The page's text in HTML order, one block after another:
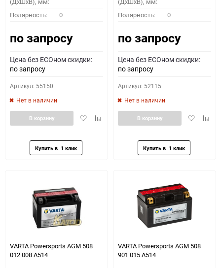
Полярность:
0
по запросу
Цена без ECOном скидки:
по запросу
Артикул: 55150
Нет в наличии
ДобавитьДобавить
В корзину
Полярность:
0
по запросу
Цена без ECOном скидки:
по запросу
Артикул: 52115
Нет в наличии
Добавить
В корзину
VARTA Powersports AGM 508
012 008 A514
VARTA Powersports AGM 508
901 015 A514